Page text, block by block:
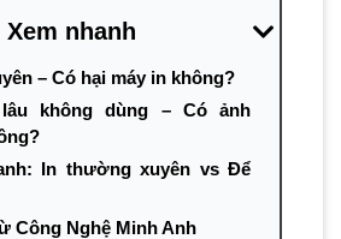
Xem nhanh
– Có hại máy in không?
không dùng – Có ảnh
In thường xuyên vs Để
Công Nghệ Minh Anh